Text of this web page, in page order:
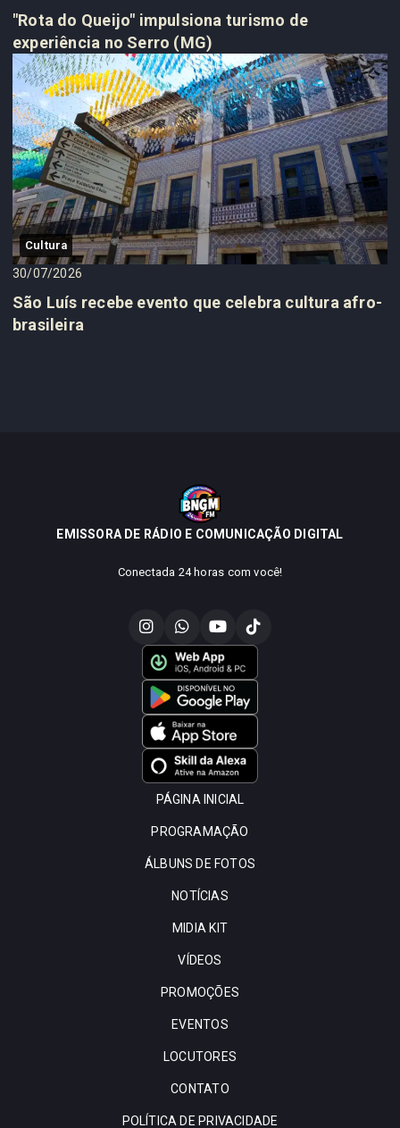
"Rota do Queijo" impulsiona turismo de
experiência no Serro (MG)
Cultura
30/07/2026
São Luís recebe evento que celebra cultura afro-
brasileira
EMISSORA DE RÁDIO E COMUNICAÇÃO DIGITAL
Conectada 24 horas com você!
PÁGINA INICIAL
PROGRAMAÇÃO
ÁLBUNS DE FOTOS
NOTÍCIAS
MIDIA KIT
VÍDEOS
PROMOÇÕES
EVENTOS
LOCUTORES
CONTATO
POLÍTICA DE PRIVACIDADE